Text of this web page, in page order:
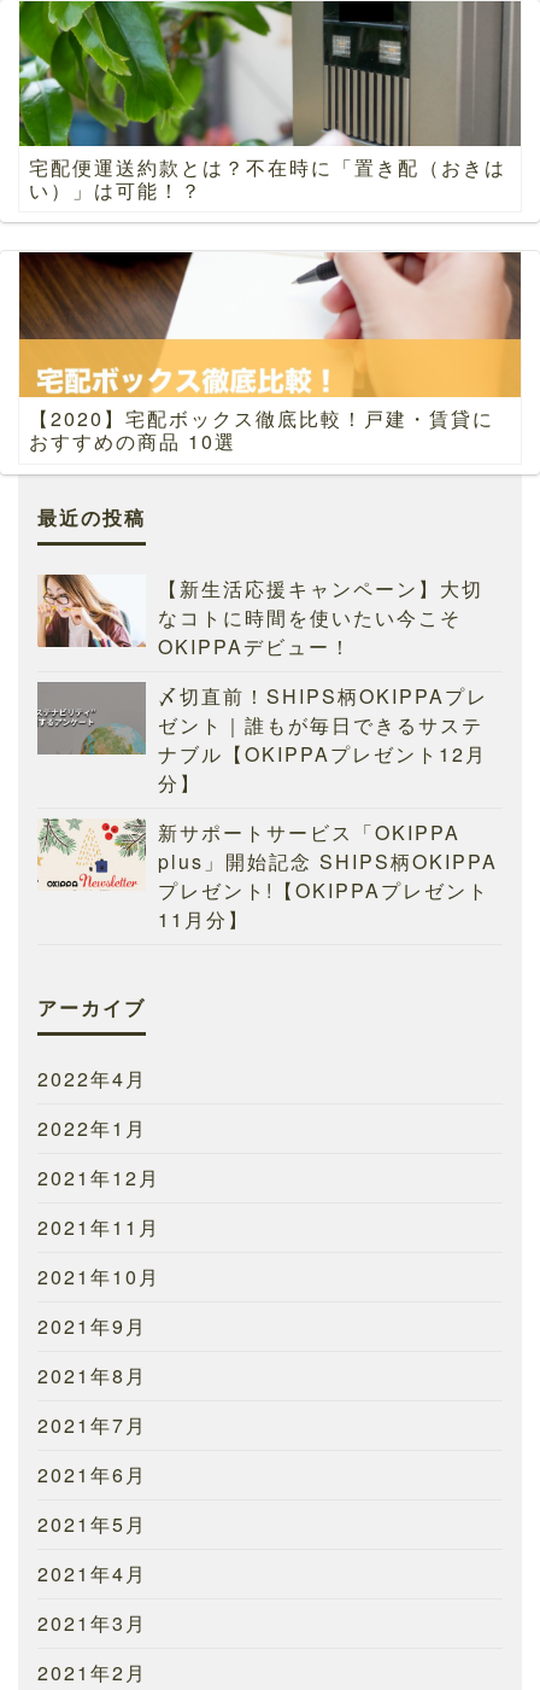
宅配便運送約款とは？不在時に「置き配（おきは
い）」は可能！？
【2020】宅配ボックス徹底比較！戸建・賃貸に
おすすめの商品 10選
最近の投稿
【新生活応援キャンペーン】大切
なコトに時間を使いたい今こそ
OKIPPAデビュー！
〆切直前！SHIPS柄OKIPPAプレ
ゼント｜誰もが毎日できるサステ
ナブル【OKIPPAプレゼント12月
分】
新サポートサービス「OKIPPA
plus」開始記念 SHIPS柄OKIPPA
プレゼント!【OKIPPAプレゼント
11月分】
アーカイブ
2022年4月
2022年1月
2021年12月
2021年11月
2021年10月
2021年9月
2021年8月
2021年7月
2021年6月
2021年5月
2021年4月
2021年3月
2021年2月